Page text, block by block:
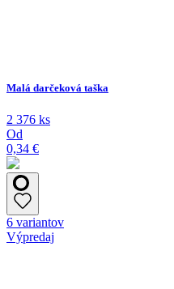
Malá darčeková taška
2 376 ks
Od
0,34 €
6 variantov
Výpredaj